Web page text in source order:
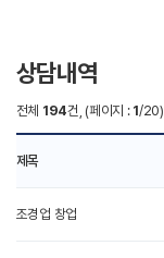
상담내역
전체 194건, (페이지 : 1/20)
제목
조경업 창업